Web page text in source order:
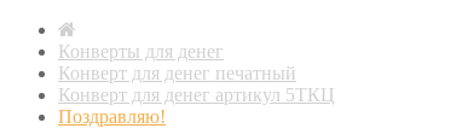
Конверты для денег
Конверт для денег печатный
Конверт для денег артикул 5ТКЦ
Поздравляю!